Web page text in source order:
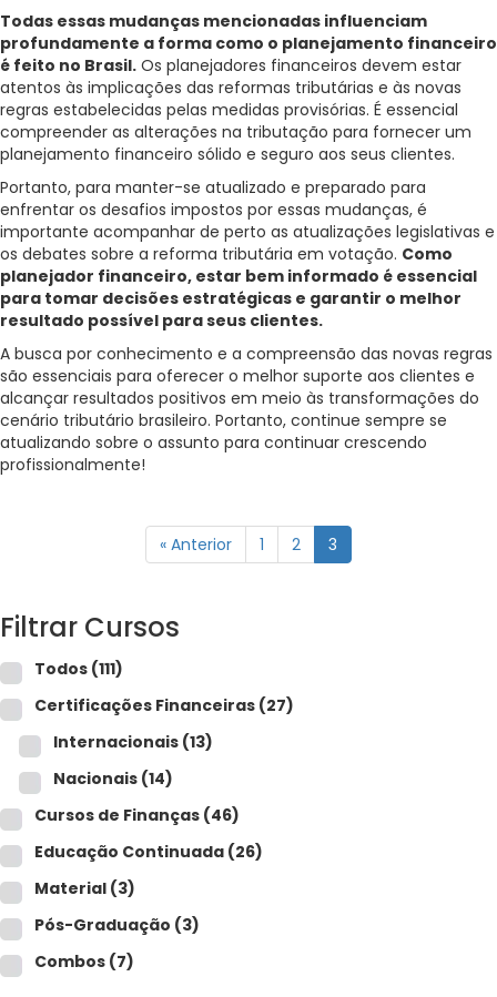
Todas essas mudanças mencionadas influenciam
profundamente a forma como o planejamento financeiro
é feito no Brasil. Os planejadores financeiros devem estar
atentos às implicações das reformas tributárias e às novas
regras estabelecidas pelas medidas provisórias. É essencial
compreender as alterações na tributação para fornecer um
planejamento financeiro sólido e seguro aos seus clientes.
Portanto, para manter-se atualizado e preparado para
enfrentar os desafios impostos por essas mudanças, é
importante acompanhar de perto as atualizações legislativas e
os debates sobre a reforma tributária em votação. Como
planejador financeiro, estar bem informado é essencial
para tomar decisões estratégicas e garantir o melhor
resultado possível para seus clientes.
A busca por conhecimento e a compreensão das novas regras
são essenciais para oferecer o melhor suporte aos clientes e
alcançar resultados positivos em meio às transformações do
cenário tributário brasileiro. Portanto, continue sempre se
atualizando sobre o assunto para continuar crescendo
profissionalmente!
« Anterior 1 2 3
Filtrar Cursos
Todos (111)
Certificações Financeiras (27)
Internacionais (13)
Nacionais (14)
Cursos de Finanças (46)
Educação Continuada (26)
Material (3)
Pós-Graduação (3)
Combos (7)